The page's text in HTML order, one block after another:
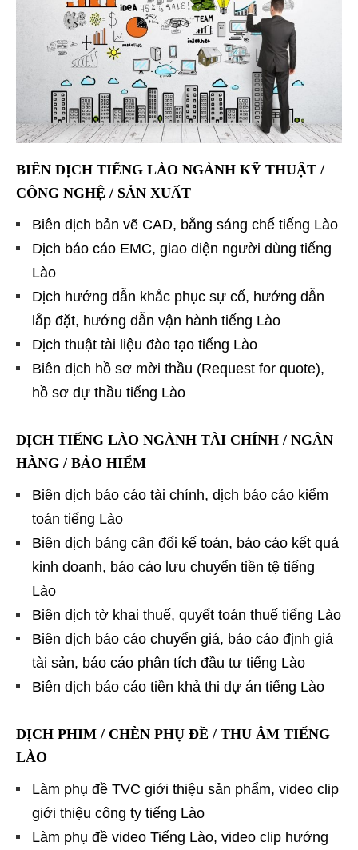
BIÊN DỊCH TIẾNG LÀO NGÀNH KỸ THUẬT /
CÔNG NGHỆ / SẢN XUẤT
Biên dịch bản vẽ CAD, bằng sáng chế tiếng Lào
Dịch báo cáo EMC, giao diện người dùng tiếng
Lào
Dịch hướng dẫn khắc phục sự cố, hướng dẫn
lắp đặt, hướng dẫn vận hành tiếng Lào
Dịch thuật tài liệu đào tạo tiếng Lào
Biên dịch hồ sơ mời thầu (Request for quote),
hồ sơ dự thầu tiếng Lào
DỊCH TIẾNG LÀO NGÀNH TÀI CHÍNH / NGÂN
HÀNG / BẢO HIỂM
Biên dịch báo cáo tài chính, dịch báo cáo kiểm
toán tiếng Lào
Biên dịch bảng cân đối kế toán, báo cáo kết quả
kinh doanh, báo cáo lưu chuyển tiền tệ tiếng
Lào
Biên dịch tờ khai thuế, quyết toán thuế tiếng Lào
Biên dịch báo cáo chuyển giá, báo cáo định giá
tài sản, báo cáo phân tích đầu tư tiếng Lào
Biên dịch báo cáo tiền khả thi dự án tiếng Lào
DỊCH PHIM / CHÈN PHỤ ĐỀ / THU ÂM TIẾNG
LÀO
Làm phụ đề TVC giới thiệu sản phẩm, video clip
giới thiệu công ty tiếng Lào
Làm phụ đề video Tiếng Lào, video clip hướng